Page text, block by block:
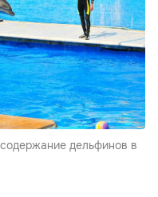
дельфинов в